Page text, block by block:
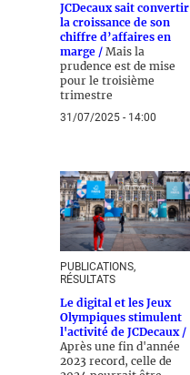
JCDecaux sait convertir
la croissance de son
chiffre d’affaires en
marge / Mais la
prudence est de mise
pour le troisième
trimestre
31/07/2025 - 14:00
PUBLICATIONS,
RÉSULTATS
Le digital et les Jeux
Olympiques stimulent
l'activité de JCDecaux /
Après une fin d'année
2023 record, celle de